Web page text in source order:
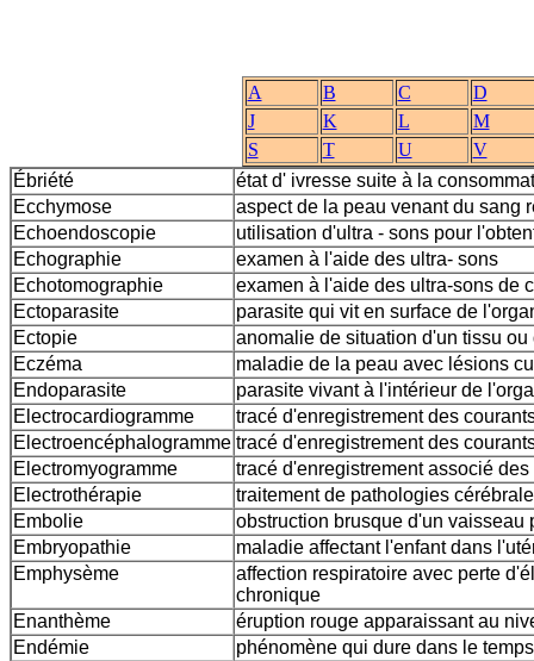
A B C
D
J
K L
M
S
T U
V
Ébriété
état d' ivresse suite à la
Ecchymose
aspect de la peau venant du sang
Echoendoscopie
utilisation d'ultra - sons pour
Echographie
examen à l'aide des ultra- sons
Echotomographie
examen à l'aide des ultra-sons de
Ectoparasite
parasite qui vit en surface de
Ectopie
anomalie de situation d'un tissu ou
Eczéma
maladie de la peau avec lésions
Endoparasite
parasite vivant à l'intérieur de
Electrocardiogramme
tracé d'enregistrement des
Electroencéphalogramme tracé d'enregistrement des
Electromyogramme
tracé d'enregistrement associé
Electrothérapie
traitement de pathologies
Embolie
obstruction brusque d'un vaisseau
Embryopathie
maladie affectant l'enfant dans
Emphysème
affection respiratoire avec perte
chronique
Enanthème
éruption rouge apparaissant au
Endémie
phénomène qui dure dans le temps